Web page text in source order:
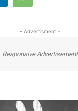
- Advertisment -
Responsive Advertisement